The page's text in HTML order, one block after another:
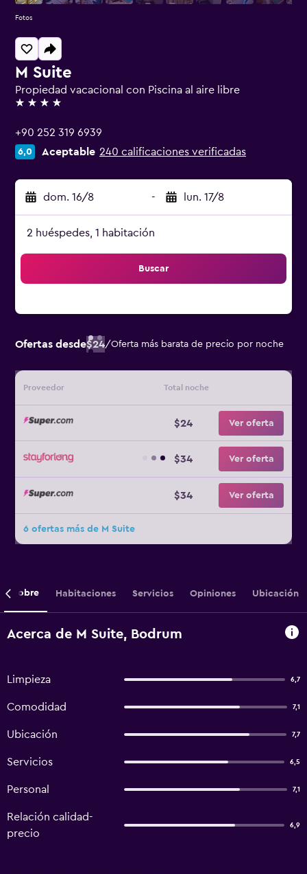
M Suite
Propiedad vacacional con Piscina al aire libre
4 estrellas
+90 252 319 6939
6,0 Aceptable 240 calificaciones verificadas
dom. 16/8 - lun. 17/8
2 huéspedes, 1 habitación
Buscar
Ofertas desde$24/Oferta más barata de precio por noche
Proveedor Total noche
$24 Ver oferta
$34 Ver oferta
$34 Ver oferta
6 ofertas más de M Suite
Fotos
Sobre Habitaciones Servicios Opiniones Ubicación
Acerca de M Suite, Bodrum
Limpieza 6,7
Comodidad 7,1
Ubicación 7,7
Servicios 6,5
Personal 7,1
Relación calidad-
precio
6,9